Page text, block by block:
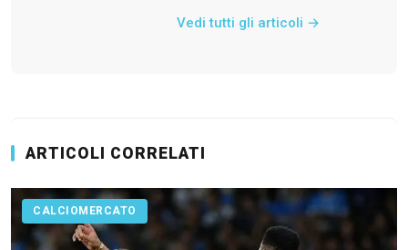
Vedi tutti gli articoli →
ARTICOLI CORRELATI
CALCIOMERCATO